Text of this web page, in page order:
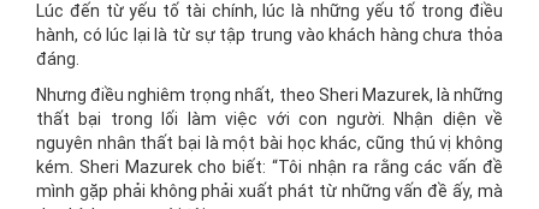
Lúc đến từ yếu tố tài chính, lúc là những yếu tố trong điều
hành, có lúc lại là từ sự tập trung vào khách hàng chưa thỏa
đáng.
Nhưng điều nghiêm trọng nhất, theo Sheri Mazurek, là những
thất bại trong lối làm việc với con người. Nhận diện về
nguyên nhân thất bại là một bài học khác, cũng thú vị không
kém. Sheri Mazurek cho biết: “Tôi nhận ra rằng các vấn đề
mình gặp phải không phải xuất phát từ những vấn đề ấy, mà